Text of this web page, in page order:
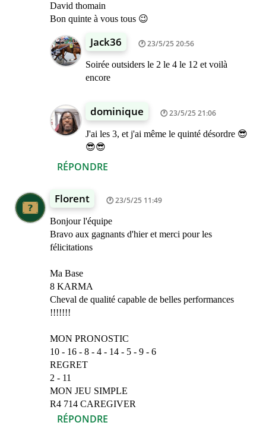
David thomain
Bon quinte à vous tous 😉
RÉPONDRE
Jack36 23/5/25 20:56
Soirée outsiders le 2 le 4 le 12 et voilà
encore
dominique 23/5/25 21:06
J'ai les 3, et j'ai même le quinté désordre 😎
😎😎
Florent 23/5/25 11:49
Bonjour l'équipe
Bravo aux gagnants d'hier et merci pour les
félicitations
Ma Base
8 KARMA
Cheval de qualité capable de belles performances
!!!!!!!
MON PRONOSTIC
10 - 16 - 8 - 4 - 14 - 5 - 9 - 6
REGRET
2 - 11
MON JEU SIMPLE
R4 714 CAREGIVER
RÉPONDRE